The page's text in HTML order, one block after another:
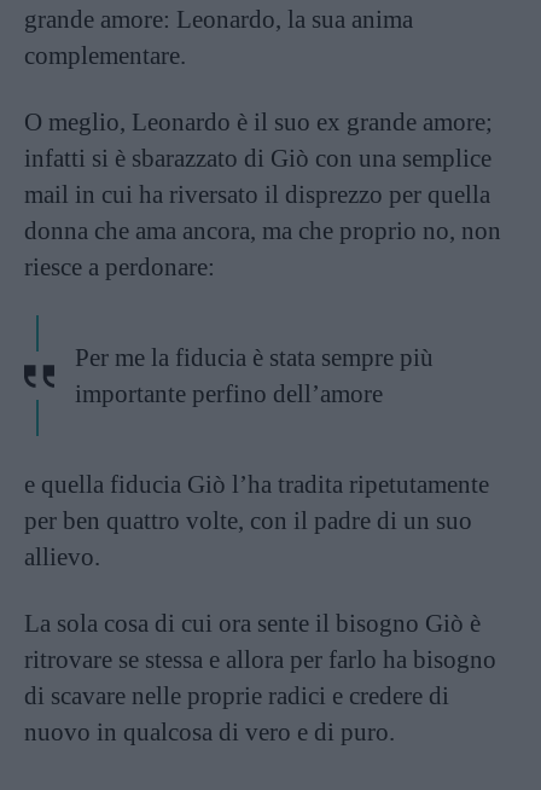
grande amore: Leonardo, la sua anima
complementare.
O meglio, Leonardo è il suo ex grande amore;
infatti si è sbarazzato di Giò con una semplice
mail in cui ha riversato il disprezzo per quella
donna che ama ancora, ma che proprio no, non
riesce a perdonare:
Per me la fiducia è stata sempre più
importante perfino dell’amore
e quella fiducia Giò l’ha tradita ripetutamente
per ben quattro volte, con il padre di un suo
allievo.
La sola cosa di cui ora sente il bisogno Giò è
ritrovare se stessa e allora per farlo ha bisogno
di scavare nelle proprie radici e credere di
nuovo in qualcosa di vero e di puro.